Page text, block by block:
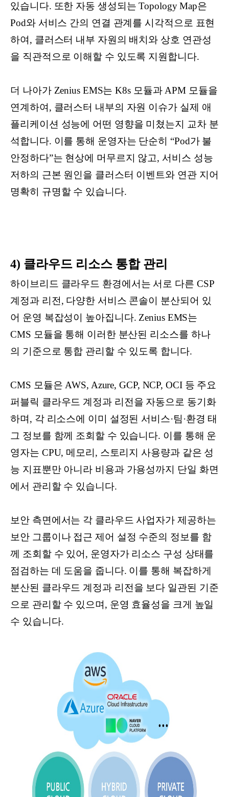
있습니다. 또한 자동 생성되는 Topology Map은
Pod와 서비스 간의 연결 관계를 시각적으로 표현
하여, 클러스터 내부 자원의 배치와 상호 연관성
을 직관적으로 이해할 수 있도록 지원합니다.
더 나아가 Zenius EMS는 K8s 모듈과 APM 모듈을
연계하여, 클러스터 내부의 자원 이슈가 실제 애
플리케이션 성능에 어떤 영향을 미쳤는지 교차 분
석합니다. 이를 통해 운영자는 단순히 “Pod가 불
안정하다”는 현상에 머무르지 않고, 서비스 성능
저하의 근본 원인을 클러스터 이벤트와 연관 지어
명확히 규명할 수 있습니다.
4) 클라우드 리소스 통합 관리
하이브리드 클라우드 환경에서는 서로 다른 CSP
계정과 리전, 다양한 서비스 콘솔이 분산되어 있
어 운영 복잡성이 높아집니다. Zenius EMS는
CMS 모듈을 통해 이러한 분산된 리소스를 하나
의 기준으로 통합 관리할 수 있도록 합니다.
CMS 모듈은 AWS, Azure, GCP, NCP, OCI 등 주요
퍼블릭 클라우드 계정과 리전을 자동으로 동기화
하며, 각 리소스에 이미 설정된 서비스·팀·환경 태
그 정보를 함께 조회할 수 있습니다. 이를 통해 운
영자는 CPU, 메모리, 스토리지 사용량과 같은 성
능 지표뿐만 아니라 비용과 가용성까지 단일 화면
에서 관리할 수 있습니다.
보안 측면에서는 각 클라우드 사업자가 제공하는
보안 그룹이나 접근 제어 설정 수준의 정보를 함
께 조회할 수 있어, 운영자가 리소스 구성 상태를
점검하는 데 도움을 줍니다. 이를 통해 복잡하게
분산된 클라우드 계정과 리전을 보다 일관된 기준
으로 관리할 수 있으며, 운영 효율성을 크게 높일
수 있습니다.